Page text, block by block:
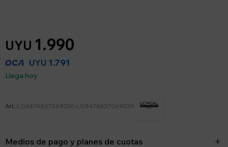
UYU 1.990
UYU 1.791
Llega hoy
LO3474637069230-LO3474637069230
Medios de pago y planes de cuotas